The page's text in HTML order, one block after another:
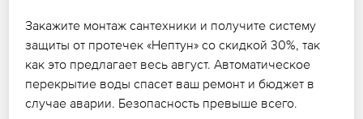
Закажите монтаж сантехники и получите систему
защиты от протечек «Нептун» со скидкой 30%, так
как это предлагает весь август. Автоматическое
перекрытие воды спасет ваш ремонт и бюджет в
случае аварии. Безопасность превыше всего.